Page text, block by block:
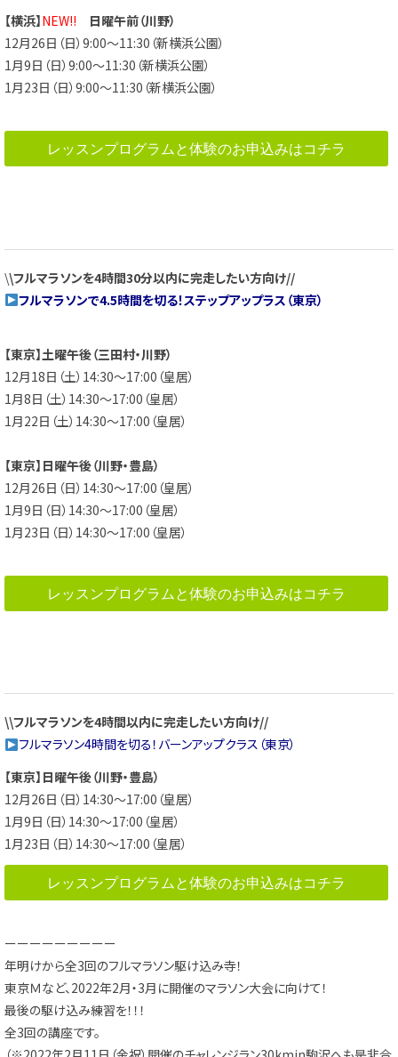
【横浜】NEW!! 日曜午前（川野）
12月26日（日）9:00～11:30（新横浜公園）
1月9日（日）9:00～11:30（新横浜公園）
1月23日（日）9:00～11:30（新横浜公園）
レッスンプログラムと体験のお申込みはコチラ
\\フルマラソンを4時間30分以内に完走したい方向け//
フルマラソンで4.5時間を切る！ステップアップラス（東京）
【東京】土曜午後（三田村・川野）
12月18日（土）14:30～17:00（皇居）
1月8日（土）14:30～17:00（皇居）
1月22日（土）14:30～17:00（皇居）
【東京】日曜午後（川野・豊島）
12月26日（日）14:30～17:00（皇居）
1月9日（日）14:30～17:00（皇居）
1月23日（日）14:30～17:00（皇居）
レッスンプログラムと体験のお申込みはコチラ
\\フルマラソンを4時間以内に完走したい方向け//
フルマラソン4時間を切る！バーンアップクラス（東京）
【東京】日曜午後（川野・豊島）
12月26日（日）14:30～17:00（皇居）
1月9日（日）14:30～17:00（皇居）
1月23日（日）14:30～17:00（皇居）
レッスンプログラムと体験のお申込みはコチラ
ーーーーーーーーー
年明けから全3回のフルマラソン駆け込み寺！
東京Ｍなど、2022年2月・3月に開催のマラソン大会に向けて！
最後の駆け込み練習を！！！
全3回の講座です。